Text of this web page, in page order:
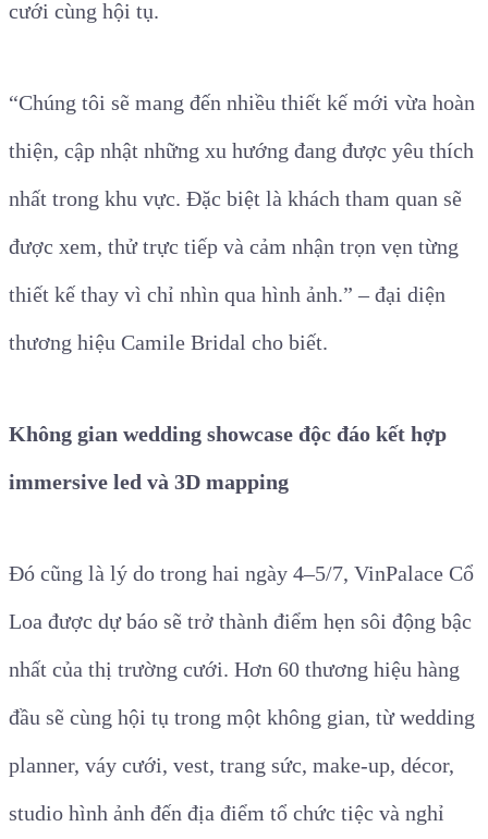
cưới cùng hội tụ.
“Chúng tôi sẽ mang đến nhiều thiết kế mới vừa hoàn
thiện, cập nhật những xu hướng đang được yêu thích
nhất trong khu vực. Đặc biệt là khách tham quan sẽ
được xem, thử trực tiếp và cảm nhận trọn vẹn từng
thiết kế thay vì chỉ nhìn qua hình ảnh.” – đại diện
thương hiệu Camile Bridal cho biết.
Không gian wedding showcase độc đáo kết hợp
immersive led và 3D mapping
Đó cũng là lý do trong hai ngày 4–5/7, VinPalace Cổ
Loa được dự báo sẽ trở thành điểm hẹn sôi động bậc
nhất của thị trường cưới. Hơn 60 thương hiệu hàng
đầu sẽ cùng hội tụ trong một không gian, từ wedding
planner, váy cưới, vest, trang sức, make-up, décor,
studio hình ảnh đến địa điểm tổ chức tiệc và nghỉ